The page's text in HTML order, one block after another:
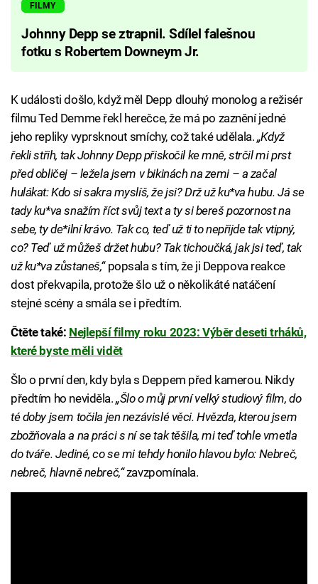
FILMY
Johnny Depp se ztrapnil. Sdílel falešnou
fotku s Robertem Downeym Jr.
K události došlo, když měl Depp dlouhý monolog a režisér
filmu Ted Demme řekl herečce, že má po zaznění jedné
jeho repliky vyprsknout smíchy, což také udělala. „Když
řekli střih, tak Johnny Depp přiskočil ke mně, strčil mi prst
před obličej – ležela jsem v bikinách na zemi – a začal
hulákat: Kdo si sakra myslíš, že jsi? Drž už ku*va hubu. Já se
tady ku*va snažím říct svůj text a ty si bereš pozornost na
sebe, ty de*ilní krávo. Tak co, teď už ti to nepřijde tak vtipný,
co? Teď už můžeš držet hubu? Tak tichoučká, jak jsi teď, tak
už ku*va zůstaneš,“popsala s tím, že ji Deppova reakce
dost překvapila, protože šlo už o několikáté natáčení
stejné scény a smála se i předtím.
Čtěte také: Nejlepší filmy roku 2023: Výběr deseti trháků,
které byste měli vidět
Šlo o první den, kdy byla s Deppem před kamerou. Nikdy
předtím ho neviděla.„Šlo o můj první velký studiový film, do
té doby jsem točila jen nezávislé věci. Hvězda, kterou jsem
zbožňovala a na práci s ní se tak těšila, mi teď tohle vmetla
do tváře. Jediné, co se mi tehdy honilo hlavou bylo: Nebreč,
nebreč, hlavně nebreč,“zavzpomínala.